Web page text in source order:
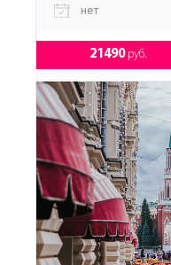
нет
21490руб.